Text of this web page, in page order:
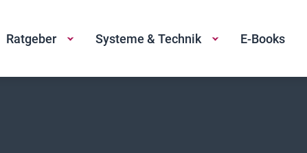
Ratgeber Systeme & Technik E-Books